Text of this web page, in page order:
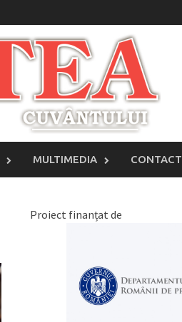
MULTIMEDIA CONTACT
Proiect finanțat de